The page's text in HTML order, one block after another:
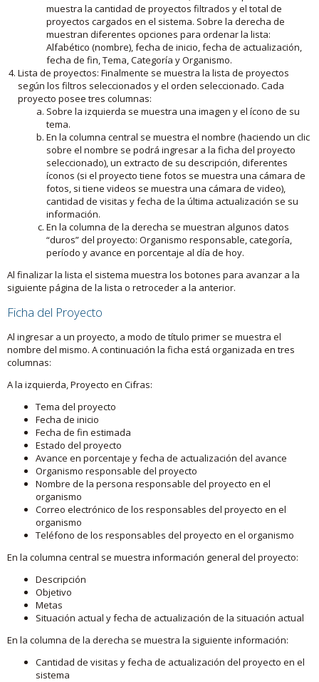
muestra la cantidad de proyectos filtrados y el total de
proyectos cargados en el sistema. Sobre la derecha de
muestran diferentes opciones para ordenar la lista:
Alfabético (nombre), fecha de inicio, fecha de actualización,
fecha de fin, Tema, Categoría y Organismo.
Lista de proyectos: Finalmente se muestra la lista de proyectos
según los filtros seleccionados y el orden seleccionado. Cada
proyecto posee tres columnas:
Sobre la izquierda se muestra una imagen y el ícono de su
tema.
En la columna central se muestra el nombre (haciendo un clic
sobre el nombre se podrá ingresar a la ficha del proyecto
seleccionado), un extracto de su descripción, diferentes
íconos (si el proyecto tiene fotos se muestra una cámara de
fotos, si tiene videos se muestra una cámara de video),
cantidad de visitas y fecha de la última actualización se su
información.
En la columna de la derecha se muestran algunos datos
“duros” del proyecto: Organismo responsable, categoría,
período y avance en porcentaje al día de hoy.
Al finalizar la lista el sistema muestra los botones para avanzar a la
siguiente página de la lista o retroceder a la anterior.
Ficha del Proyecto
Al ingresar a un proyecto, a modo de título primer se muestra el
nombre del mismo. A continuación la ficha está organizada en tres
columnas:
A la izquierda, Proyecto en Cifras:
Tema del proyecto
Fecha de inicio
Fecha de fin estimada
Estado del proyecto
Avance en porcentaje y fecha de actualización del avance
Organismo responsable del proyecto
Nombre de la persona responsable del proyecto en el
organismo
Correo electrónico de los responsables del proyecto en el
organismo
Teléfono de los responsables del proyecto en el organismo
En la columna central se muestra información general del proyecto:
Descripción
Objetivo
Metas
Situación actual y fecha de actualización de la situación actual
En la columna de la derecha se muestra la siguiente información:
Cantidad de visitas y fecha de actualización del proyecto en el
sistema